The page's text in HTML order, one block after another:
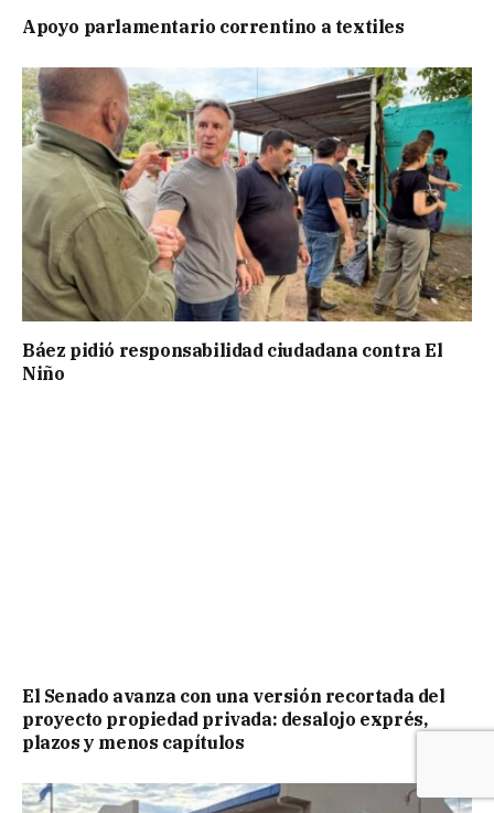
Apoyo parlamentario correntino a textiles
Báez pidió responsabilidad ciudadana contra El
Niño
El Senado avanza con una versión recortada del
proyecto propiedad privada: desalojo exprés,
plazos y menos capítulos